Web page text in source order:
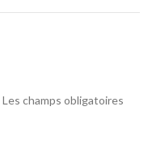
Les champs obligatoires